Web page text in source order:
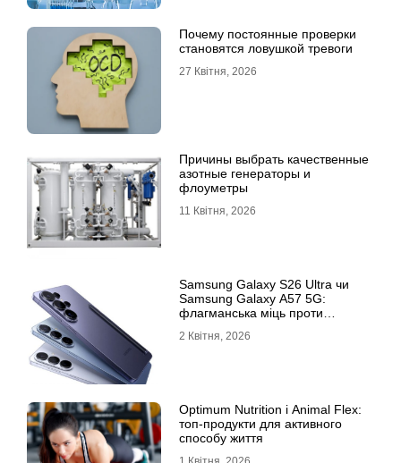
Почему постоянные проверки
становятся ловушкой тревоги
27 Квітня, 2026
Причины выбрать качественные
азотные генераторы и
флоуметры
11 Квітня, 2026
Samsung Galaxy S26 Ultra чи
Samsung Galaxy A57 5G:
флагманська міць проти
2 Квітня, 2026
Optimum Nutrition і Animal Flex:
топ-продукти для активного
способу життя